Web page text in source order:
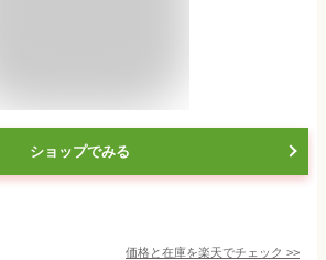
ショップでみる
価格と在庫を楽天でチェック >>